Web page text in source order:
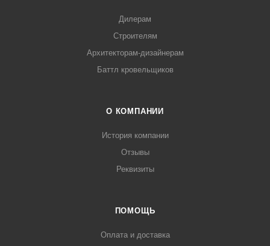
Дилерам
Строителям
Архитекторам-дизайнерам
Баттл кровельщиков
О КОМПАНИИ
История компании
Отзывы
Реквизиты
ПОМОЩЬ
Оплата и доставка